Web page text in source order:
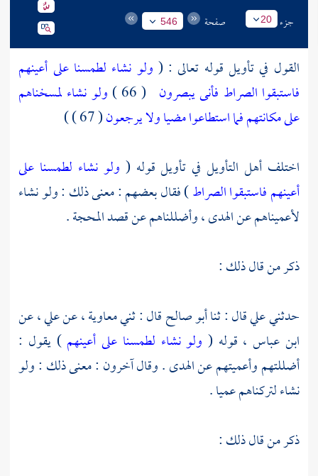
جزء 20 صفحة 546
القول في تأويل قوله تعالى : ( ولو نشاء لطمسنا على أعينهم
فاستبقوا الصراط فأنى يبصرون ( 66 )
ولو نشاء لمسخناهم
على مكانتهم فما استطاعوا مضيا ولا يرجعون( 67 ) )
اختلف أهل التأويل في تأويل قوله ( ولو نشاء لطمسنا على
أعينهم فاستبقوا الصراط) فقال بعضهم : معنى ذلك : ولو نشاء
لأعميناهم عن الهدى ، وأضللناهم عن قصد المحجة .
ذكر من قال ذلك :
حدثنيعليقال : ثناأبو صالحقال : ثنيمعاوية ،عنعلي ،عن
ابن عباس ، قوله ( ولو نشاء لطمسنا على أعينهم) يقول :
أضللتهم وأعميتهم عن الهدى . وقال آخرون : معنى ذلك : ولو
نشاء لتركناهم عميا .
ذكر من قال ذلك :